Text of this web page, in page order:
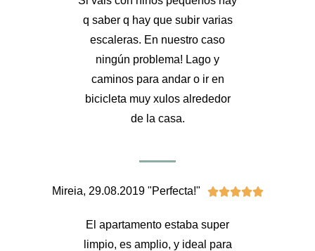
q saber q hay que subir varias
escaleras. En nuestro caso
ningún problema! Lago y
caminos para andar o ir en
bicicleta muy xulos alrededor
de la casa.
Mireia, 29.08.2019 "Perfecta!" 
El apartamento estaba super
limpio, es amplio, y ideal para